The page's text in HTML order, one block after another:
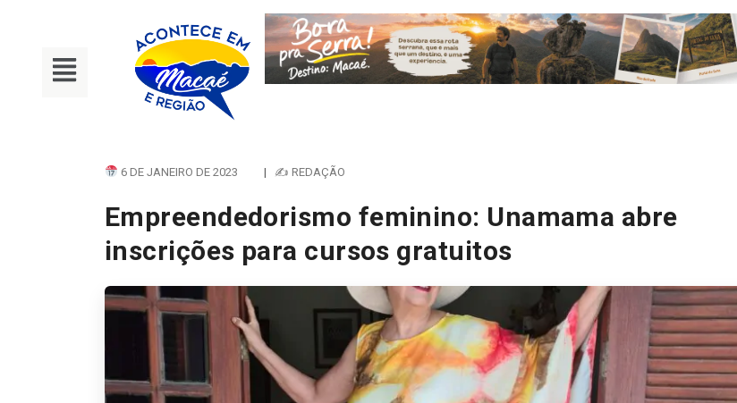
6 DE JANEIRO DE 2023 | ✍ REDAÇÃO
Empreendedorismo feminino: Unamama abre
inscrições para cursos gratuitos